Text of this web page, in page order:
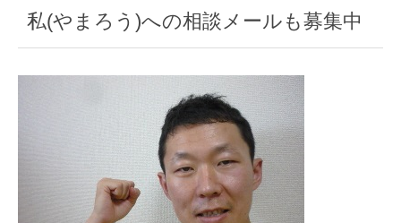
私(やまろう)への相談メールも募集中